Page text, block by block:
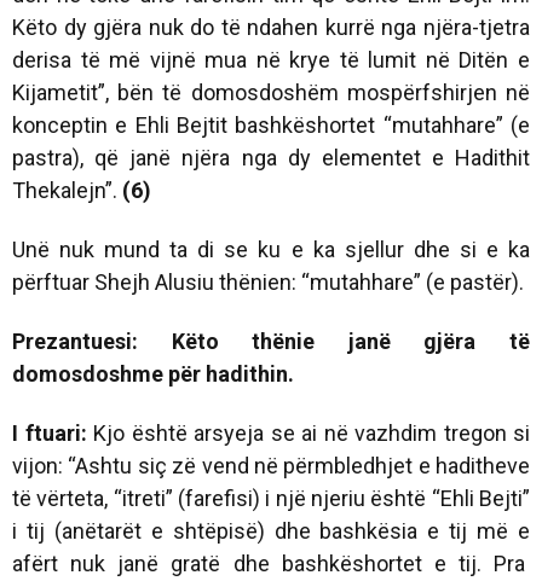
Këto dy gjëra nuk do të ndahen kurrë nga njëra-tjetra
derisa të më vijnë mua në krye të lumit në Ditën e
Kijametit”, bën të domosdoshëm mospërfshirjen në
konceptin e Ehli Bejtit bashkëshortet “mutahhare” (e
pastra), që janë njëra nga dy elementet e Hadithit
Thekalejn”. (6)
Unë nuk mund ta di se ku e ka sjellur dhe si e ka
përftuar Shejh Alusiu thënien: “mutahhare” (e pastër).
Prezantuesi: Këto thënie janë gjëra të
domosdoshme për hadithin.
I ftuari: Kjo është arsyeja se ai në vazhdim tregon si
vijon: “Ashtu siç zë vend në përmbledhjet e haditheve
të vërteta, “itreti” (farefisi) i një njeriu është “Ehli Bejti”
i tij (anëtarët e shtëpisë) dhe bashkësia e tij më e
afërt nuk janë gratë dhe bashkëshortet e tij. Pra